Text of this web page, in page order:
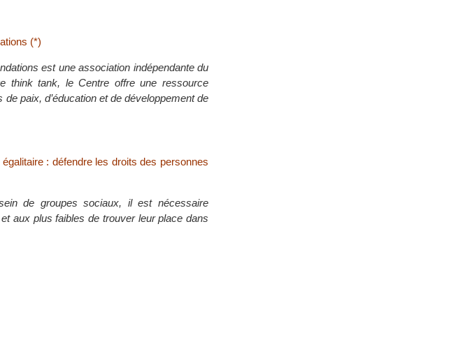
(*)
est une association indépendante du
think tank, le Centre offre une ressource
paix, d’éducation et de développement de
: défendre les droits des personnes
de groupes sociaux, il est nécessaire
aux plus faibles de trouver leur place dans